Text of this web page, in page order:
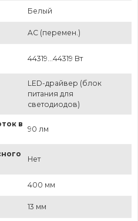
Белый
AC (перемен.)
44319...44319 Вт
LED-драйвер (блок
питания для
светодиодов)
в
90 лм
Нет
400 мм
13 мм